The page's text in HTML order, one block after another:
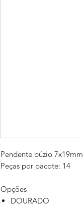
Pendente búzio 7x19mm
Peças por pacote: 14
Opções
DOURADO